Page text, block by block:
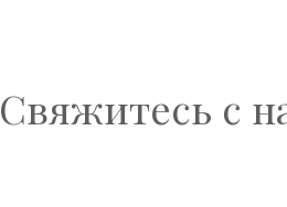
Свяжитесь с